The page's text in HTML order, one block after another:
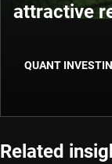
attractive
QUANT
Related